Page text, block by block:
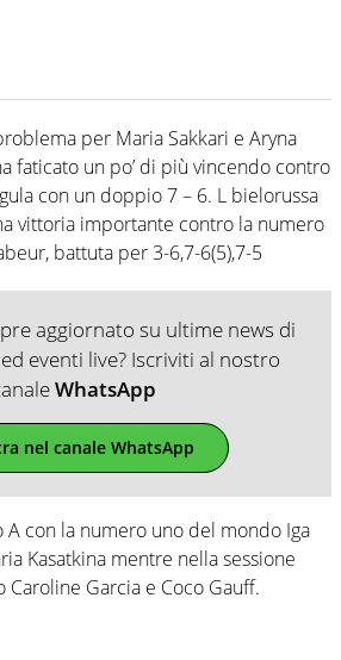
per Maria Sakkari e Aryna
faticato un po’ di più vincendo contro
con un doppio 7 – 6. L bielorussa
vittoria importante contro la numero
battuta per 3-6,7-6(5),7-5
aggiornato su ultime news di
eventi live? Iscriviti al nostro
WhatsApp
nel canale WhatsApp
A con la numero uno del mondo Iga
Kasatkina mentre nella sessione
Garcia e Coco Gauff.